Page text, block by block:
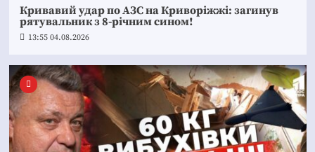
Кривавий удар по АЗС на Криворіжжі: загинув
рятувальник з 8-річним сином!
13:55 04.08.2026